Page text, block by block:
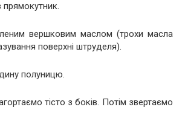
прямокутник.
вершковим маслом (трохи масла
поверхні штруделя).
полуницю.
тісто з боків. Потім звертаємо